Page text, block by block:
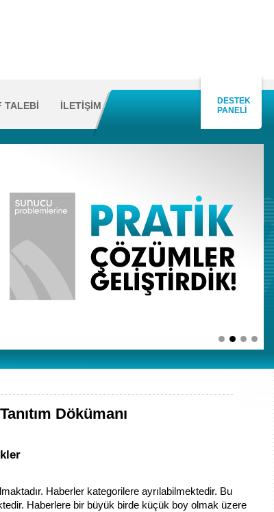
DESTEK
PANELİ
TALEBİ İLETİŞİM
Dökümanı
Haberler kategorilere ayrılabilmektedir. Bu
Haberlere bir büyük birde küçük boy olmak üzere